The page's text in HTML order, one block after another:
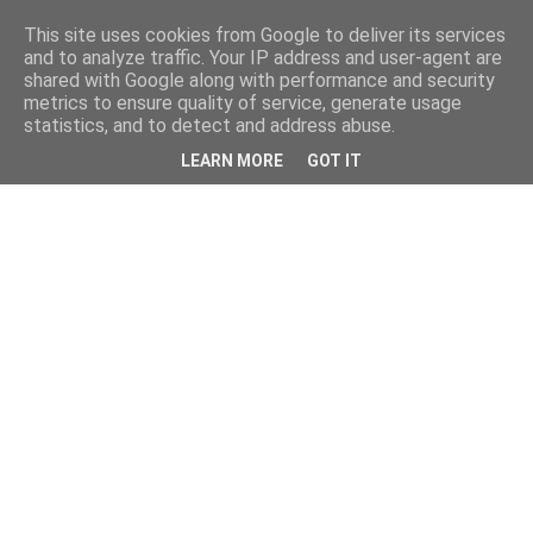
This site uses cookies from Google to deliver its services
and to analyze traffic. Your IP address and user-agent are
shared with Google along with performance and security
metrics to ensure quality of service, generate usage
statistics, and to detect and address abuse.
LEARN MORE GOT IT